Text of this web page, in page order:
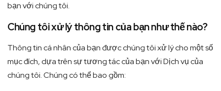
bạn với chúng tôi.
Chúng tôi xử lý thông tin của bạn như thế nào?
Thông tin cá nhân của bạn được chúng tôi xử lý cho một số
mục đích, dựa trên sự tương tác của bạn với Dịch vụ của
chúng tôi. Chúng có thể bao gồm: